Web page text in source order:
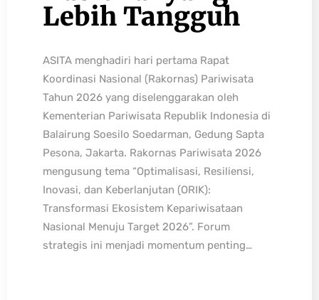
Lebih Tangguh
ASITA menghadiri hari pertama Rapat
Koordinasi Nasional (Rakornas) Pariwisata
Tahun 2026 yang diselenggarakan oleh
Kementerian Pariwisata Republik Indonesia di
Balairung Soesilo Soedarman, Gedung Sapta
Pesona, Jakarta. Rakornas Pariwisata 2026
mengusung tema “Optimalisasi, Resiliensi,
Inovasi, dan Keberlanjutan (ORIK):
Transformasi Ekosistem Kepariwisataan
Nasional Menuju Target 2026”. Forum
strategis ini menjadi momentum penting…